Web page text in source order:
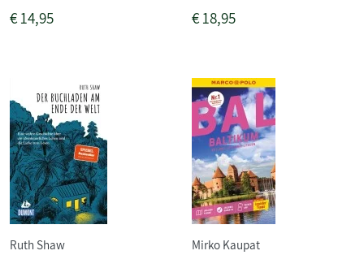
€14,95 €18,95
Ruth Shaw Mirko Kaupat